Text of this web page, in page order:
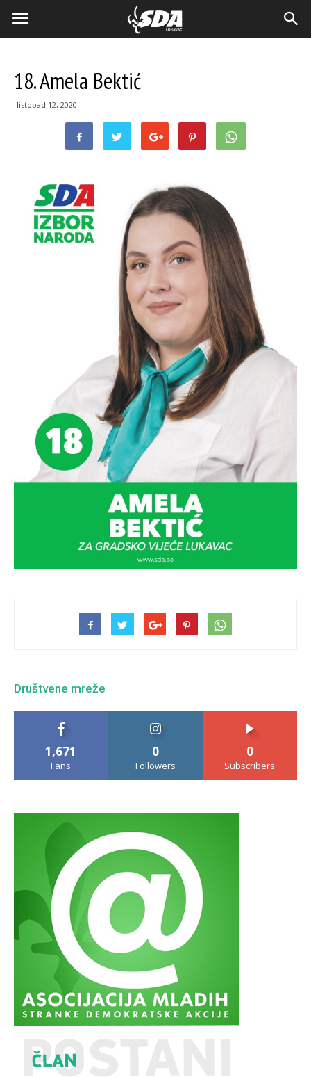
18. Amela Bektić
listopad 12, 2020
Društvene mreže
1,671
Fans
0
Followers
0
Subscribers